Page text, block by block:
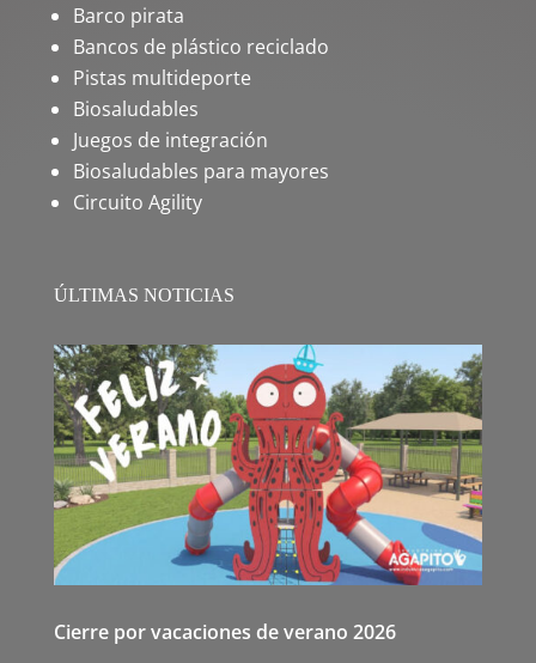
Barco pirata
Bancos de plástico reciclado
Pistas multideporte
Biosaludables
Juegos de integración
Biosaludables para mayores
Circuito Agility
ÚLTIMAS NOTICIAS
Cierre por vacaciones de verano 2026